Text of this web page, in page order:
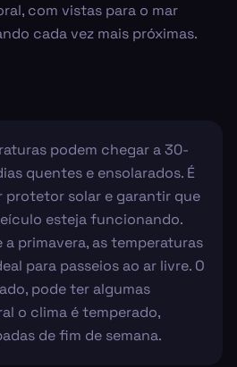
com vistas para o mar
cada vez mais próximas.
podem chegar a 30-
quentes e ensolarados. É
protetor solar e garantir que
esteja funcionando.
primavera, as temperaturas
para passeios ao ar livre. O
pode ter algumas
o clima é temperado,
de fim de semana.